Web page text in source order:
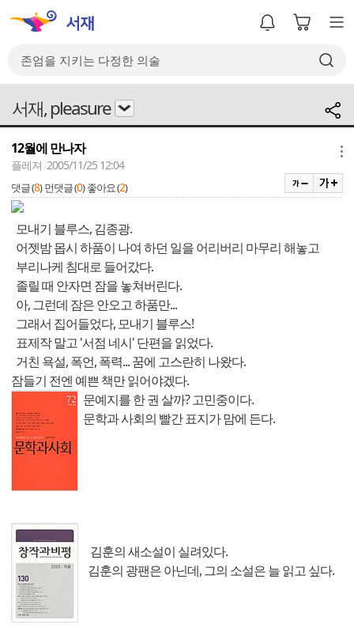
서재, pleasure
12월에 만나자
플레져 2005/11/25 12:04
댓글 (8) 먼댓글 (0) 좋아요 (2)
모내기 블루스, 김종광.
어젯밤 몹시 하품이 나여 하던 일을 어리버리 마무리 해놓고
부리나케 침대로 들어갔다.
졸릴 때 안자면 잠을 놓쳐버린다.
아, 그런데 잠은 안오고 하품만...
그래서 집어들었다, 모내기 블루스!
표제작 말고 '서점 네시' 단편을 읽었다.
거친 욕설, 폭언, 폭력... 꿈에 고스란히 나왔다.
잠들기 전엔 예쁜 책만 읽어야겠다.
문예지를 한 권 살까? 고민중이다.
문학과 사회의 빨간 표지가 맘에 든다.
김훈의 새소설이 실려있다.
김훈의 광팬은 아닌데, 그의 소설은 늘 읽고 싶다.